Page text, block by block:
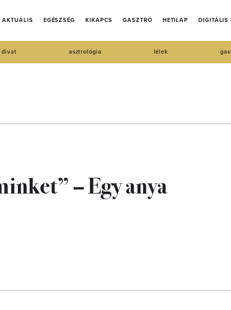
AKTUÁLIS EGÉSZSÉG KIKAPCS GASZTRÓ HETILAP DIGITÁLIS
divat asztrológia lélek
– Egy anya